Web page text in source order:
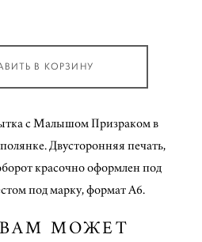
В КОРЗИНУ
с Малышом Призраком в
Двусторонняя печать,
красочно оформлен под
под марку, формат А6.
МОЖЕТ